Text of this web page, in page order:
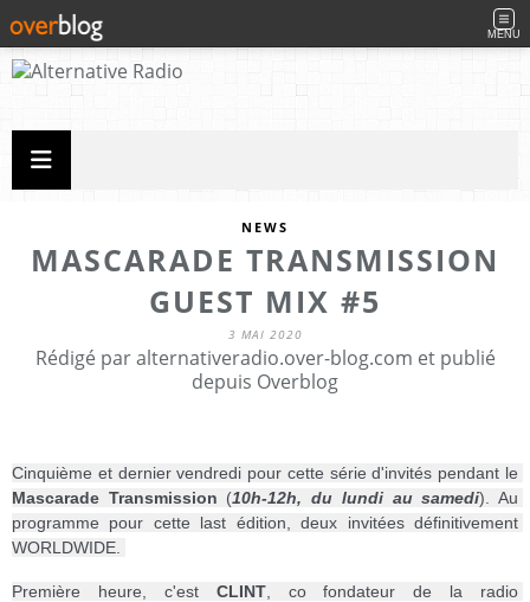
MENU
NEWS
MASCARADE TRANSMISSION
GUEST MIX #5
3 MAI 2020
Rédigé par alternativeradio.over-blog.com et publié
depuis Overblog
Mascarade Transmission (10h-12h, du lundi au samedi). Au
programme pour cette last édition, deux invitées définitivement
WORLDWIDE.
Première heure, c'est CLINT, co fondateur de la radio